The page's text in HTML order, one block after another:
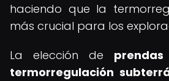
haciendo que la
más crucial para los
La elección de
termorregulación